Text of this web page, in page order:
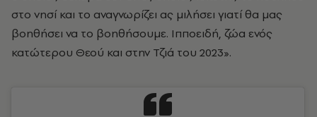
στο νησί και το αναγνωρίζει ας μιλήσει γιατί θα μας
βοηθήσει να το βοηθήσουμε. Ιπποειδή, ζώα ενός
κατώτερου Θεού και στην Τζιά του 2023».